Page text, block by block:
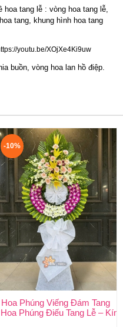
hoa tang lễ : vòng hoa tang lễ,
tang, khung hình hoa tang
youtu.be/XOjXe4Ki9uw
buồn, vòng hoa lan hồ điệp.
Được Chọn Nhiều Nhất
-10%
Hoa Phúng Viếng Đám Tang
Hoa Phúng Điếu Tang Lễ –